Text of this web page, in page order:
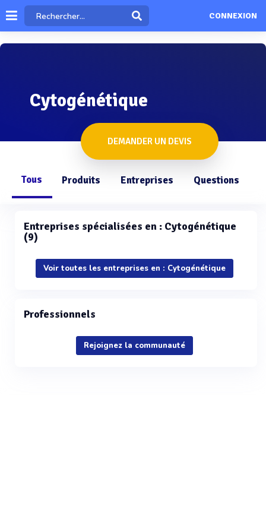
CONNEXION
Cytogénétique
DEMANDER UN DEVIS
Tous Produits Entreprises Questions
Entreprises spécialisées en : Cytogénétique
(9)
Voir toutes les entreprises en : Cytogénétique
Professionnels
Rejoignez la communauté